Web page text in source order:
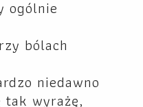
ogólnie
bólach
niedawno
tak wyrażę,